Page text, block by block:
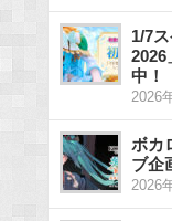
1/7
2026
中！
2026
ボカ
ブ企
2026